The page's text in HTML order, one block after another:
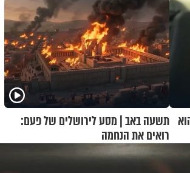
תשעה באב | מסע לירושלים של פעם:
רואים את הנחמה